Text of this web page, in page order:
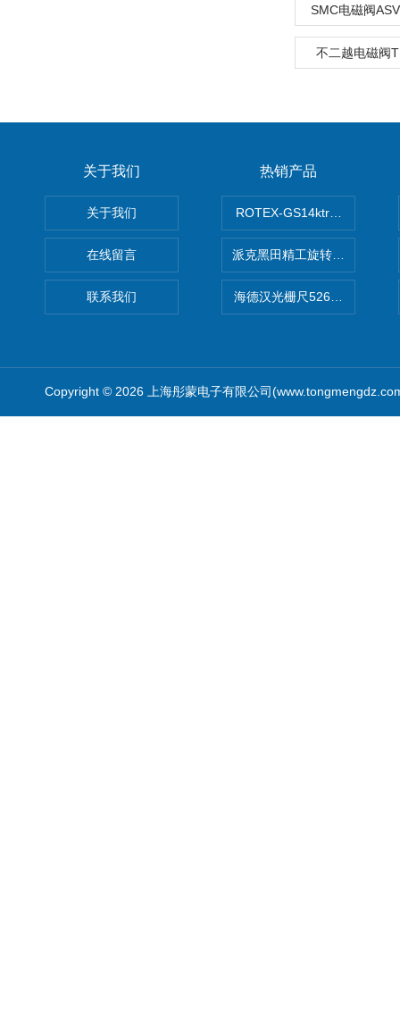
SMC电磁阀
不二越电磁阀
关于我们
关于我们
在线留言
联系我们
热销产品
ROTEX-GS14ktr梅花连轴器
派克黑田精工旋转气缸
海德汉光栅尺526974-09
Copyright © 2026 上海彤蒙电子有限公司